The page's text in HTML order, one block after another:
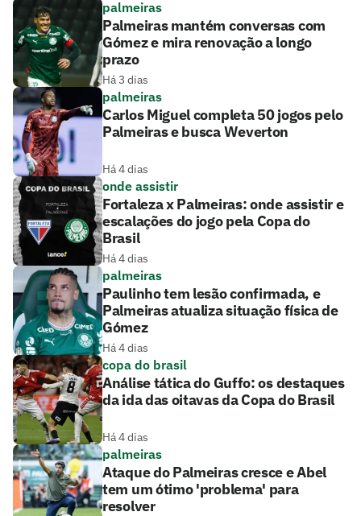
palmeiras
Palmeiras mantém conversas com
Gómez e mira renovação a longo
prazo
Há 3 dias
palmeiras
Carlos Miguel completa 50 jogos pelo
Palmeiras e busca Weverton
Há 4 dias
onde assistir
Fortaleza x Palmeiras: onde assistir e
escalações do jogo pela Copa do
Brasil
Há 4 dias
palmeiras
Paulinho tem lesão confirmada, e
Palmeiras atualiza situação física de
Gómez
Há 4 dias
copa do brasil
Análise tática do Guffo: os destaques
da ida das oitavas da Copa do Brasil
Há 4 dias
palmeiras
Ataque do Palmeiras cresce e Abel
tem um ótimo 'problema' para
resolver